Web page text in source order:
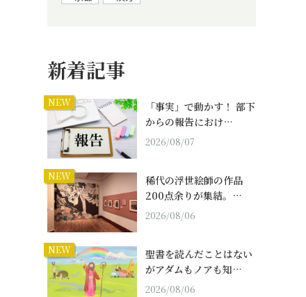
新着記事
NEW
「事実」で動かす！ 部下
からの報告におけ…
2026/08/07
NEW
稀代の浮世絵師の作品
200点余りが集結。…
2026/08/06
NEW
聖書を読んだことはない
がアダムもノアも知…
2026/08/06